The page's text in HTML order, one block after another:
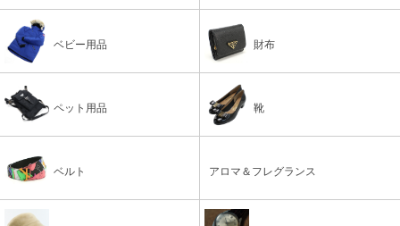
ベビー用品 財布
ペット用品 靴
ベルト アロマ＆フレグランス